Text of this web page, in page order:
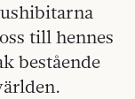
till hennes
bestående